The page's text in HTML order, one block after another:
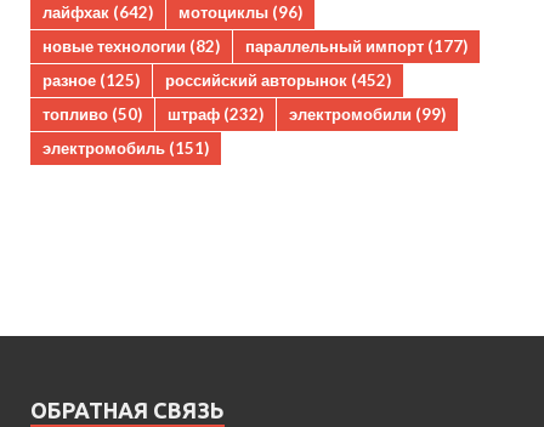
лайфхак (642) мотоциклы (96)
новые технологии (82) параллельный импорт (177)
разное (125) российский авторынок (452)
топливо (50) штраф (232) электромобили (99)
электромобиль (151)
ОБРАТНАЯ СВЯЗЬ